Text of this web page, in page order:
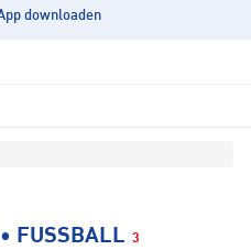
downloaden
FUSSBALL 3